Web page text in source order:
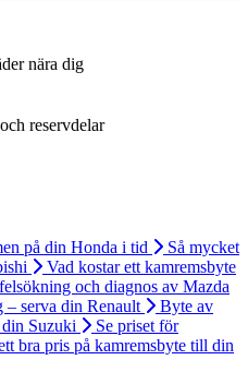
nära dig
reservdelar
på din Honda i tid
Så mycket
Vad kostar ett kamremsbyte
och diagnos av Mazda
serva din Renault
Byte av
Suzuki
Se priset för
bra pris på kamremsbyte till din